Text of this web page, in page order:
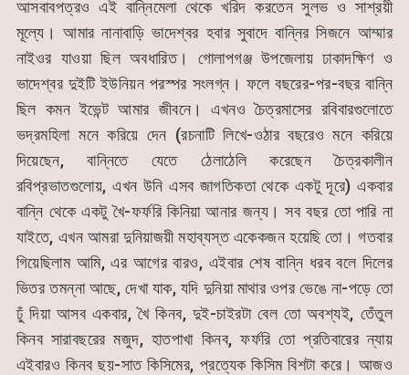
আসবাবপত্রও এই বান্নিমেলা থেকে খরিদ করতেন সুলভ ও সাশ্রয়ী
মূল্যে। আমার নানাবাড়ি ভাদেশ্বর হবার সুবাদে বান্নির সিজনে আম্মার
নাইওর যাওয়া ছিল অবধারিত। গোলাপগঞ্জ উপজেলায় ঢাকাদক্ষিণ ও
ভাদেশ্বর দুইটি ইউনিয়ন পরস্পর সংলগ্ন। ফলে বছরের-পর-বছর বান্নি
ছিল কমন ইভেন্ট আমার জীবনে। এখনও চৈত্রমাসের রবিবারগুলোতে
ভদ্রমহিলা মনে করিয়ে দেন (রচনাটি লিখে-ওঠার বছরেও মনে করিয়ে
দিয়েছেন, বান্নিতে যেতে ঠেলাঠেলি করেছেন চৈত্রকালীন
রবিপ্রভাতগুলোয়, এখন উনি এসব জাগতিকতা থেকে একটু দূরে) একবার
বান্নি থেকে একটু খৈ-ফর্ফরি কিনিয়া আনার জন্য। সব বছর তো পারি না
যাইতে, এখন আমরা দুনিয়াজয়ী মহাব্যস্ত একেকজন হয়েছি তো। গতবার
গিয়েছিলাম আমি, এর আগের বারও, এইবার শেষ বান্নি ধরব বলে দিলের
ভিতর তমন্না আছে, দেখা যাক, যদি দুনিয়া মাথার ওপর ভেঙে না-পড়ে তো
ঢুঁ দিয়া আসব একবার, খৈ কিনব, দুই-চাইরটা বেল তো অবশ্যই, তেঁতুল
কিনব সারাবছরের মজুদ, হাতপাখা কিনব, ফর্ফরি তো প্রতিবারের ন্যায়
এইবারও কিনব ছয়-সাত কিসিমের, প্রত্যেক কিসিম বিশটা করে। আজও